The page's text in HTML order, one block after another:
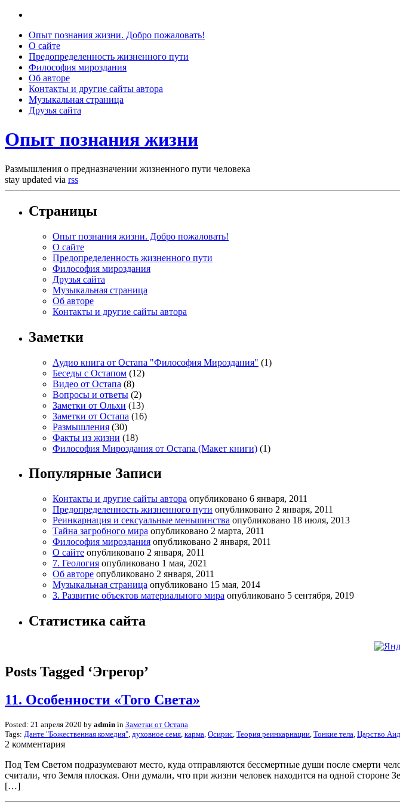
Опыт познания жизни. Добро пожаловать!
О сайте
Предопределенность жизненного пути
Философия мироздания
Об авторе
Контакты и другие сайты автора
Музыкальная страница
Друзья сайта
Опыт познания жизни
Размышления о предназначении жизненного пути человека
stay updated via rss
Страницы
Опыт познания жизни. Добро пожаловать!
О сайте
Предопределенность жизненного пути
Философия мироздания
Друзья сайта
Музыкальная страница
Об авторе
Контакты и другие сайты автора
Заметки
Аудио книга от Остапа "Философия Мироздания" (1)
Беседы с Остапом (12)
Видео от Остапа (8)
Вопросы и ответы (2)
Заметки от Ольхи (13)
Заметки от Остапа (16)
Размышления (30)
Факты из жизни (18)
Философия Мироздания от Остапа (Макет книги) (1)
Популярные Записи
Контакты и другие сайты автора опубликовано 6 января, 2011
Предопределенность жизненного пути опубликовано 2 января, 2011
Реинкарнация и сексуальные меньшинства опубликовано 18 июля, 2013
Тайна загробного мира опубликовано 2 марта, 2011
Философия мироздания опубликовано 2 января, 2011
О сайте опубликовано 2 января, 2011
7. Геология опубликовано 1 мая, 2021
Об авторе опубликовано 2 января, 2011
Музыкальная страница опубликовано 15 мая, 2014
3. Развитие объектов материального мира опубликовано 5 сентября, 2019
Статистика сайта
Posts Tagged ‘Эгрегор’
11. Особенности «Того Света»
Posted: 21 апреля 2020 by admin in Заметки от Остапа
Tags: Данте "Божественная комедия" духовное семя карма Осирис Теория реинкарнации Тонкие тела Царство
2 комментария
Под Тем Светом подразумевают место, куда отправляются бессмертные души после смерти
считали, что Земля плоская. Они думали, что при жизни человек находится на одной
[…]